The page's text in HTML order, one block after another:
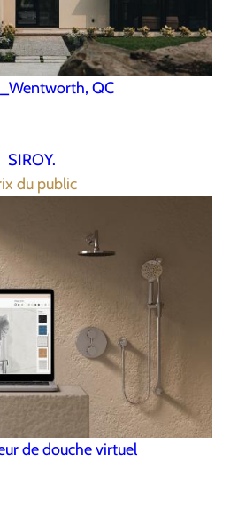
QC
SIROY.
du public
de douche virtuel